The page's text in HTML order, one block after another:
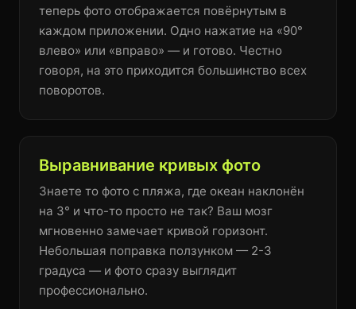
теперь фото отображается повёрнутым в
каждом приложении. Одно нажатие на «90°
влево» или «вправо» — и готово. Честно
говоря, на это приходится большинство всех
поворотов.
Выравнивание кривых фото
Знаете то фото с пляжа, где океан наклонён
на 3° и что-то просто не так? Ваш мозг
мгновенно замечает кривой горизонт.
Небольшая поправка ползунком — 2-3
градуса — и фото сразу выглядит
профессионально.